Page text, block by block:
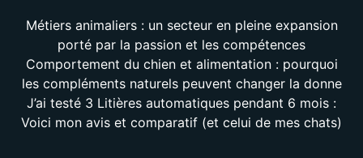
Métiers animaliers : un secteur en pleine expansion
porté par la passion et les compétences
Comportement du chien et alimentation : pourquoi
les compléments naturels peuvent changer la donne
J’ai testé 3 Litières automatiques pendant 6 mois :
Voici mon avis et comparatif (et celui de mes chats)